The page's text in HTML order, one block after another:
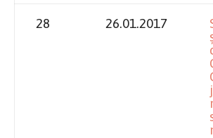
28 26.01.2017